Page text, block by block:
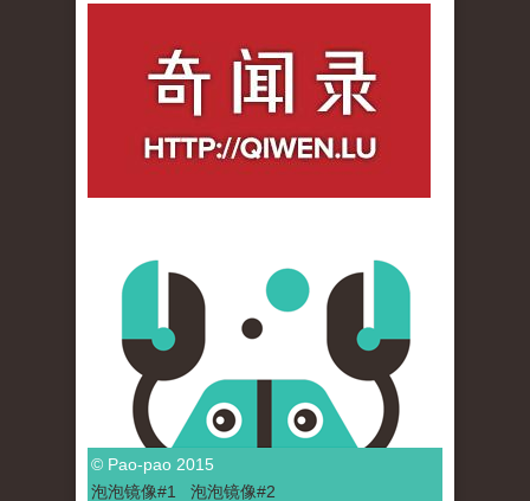
© Pao-pao 2015
泡泡镜像#1 泡泡镜像#2